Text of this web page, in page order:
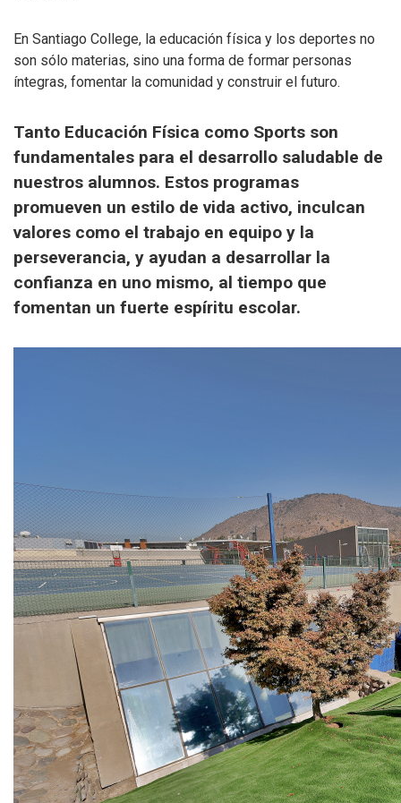
En Santiago College, la educación física y los deportes no
son sólo materias, sino una forma de formar personas
íntegras, fomentar la comunidad y construir el futuro.
Tanto Educación Física como Sports son
fundamentales para el desarrollo saludable de
nuestros alumnos. Estos programas
promueven un estilo de vida activo, inculcan
valores como el trabajo en equipo y la
perseverancia, y ayudan a desarrollar la
confianza en uno mismo, al tiempo que
fomentan un fuerte espíritu escolar.